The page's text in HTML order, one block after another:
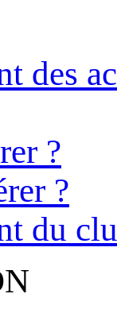
des
?
?
du